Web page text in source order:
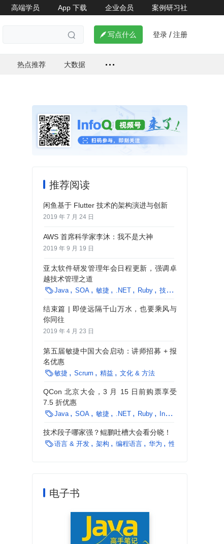
高端学员 App 下载 企业会员 案例研习社
  写点什么 登录 / 注册
热点推荐 大数据
推荐阅读
闲鱼基于 Flutter 技术的架构演进与创新
2019 年 7 月 24 日
AWS 首席科学家李沐：我不是大神
2019 年 9 月 19 日
亚太软件研发管理年会日程更新，强调卓
越技术管理之道
Java SOA 敏捷 .NET Ruby 技术管理
结束篇 | 即使远隔千山万水，也要乘风与
你同往
2019 年 4 月 23 日
第五届敏捷中国大会启动：讲师招募 + 报
名优惠
敏捷 Scrum 精益 文化 & 方法
QCon 北京大会，3 月 15 日前购票享受
7.5 折优惠
Java SOA 敏捷 .NET Ruby InfoQ
技术段子哪家强？鲲鹏吐槽大会看分晓！
语言 & 开发 架构 编程语言 华为 性能调优
电子书